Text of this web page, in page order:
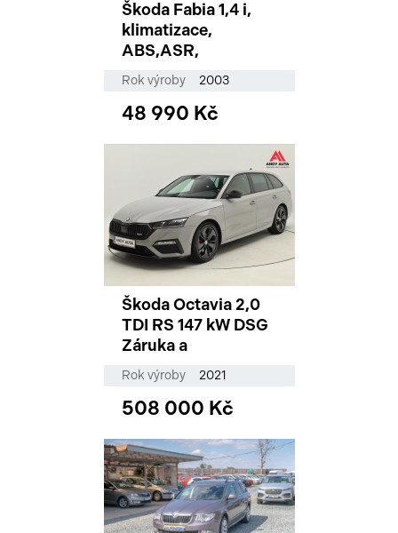
Škoda Fabia 1,4 i,
klimatizace,
ABS,ASR,
Rok výroby 2003
48 990 Kč
Škoda Octavia 2,0
TDI RS 147 kW DSG
Záruka a
Rok výroby 2021
508 000 Kč